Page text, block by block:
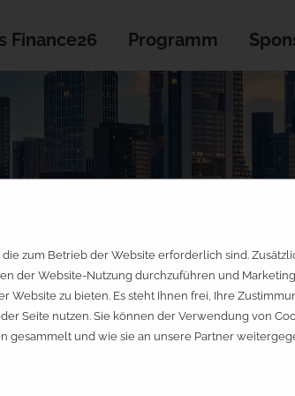
Finance26 Programm
Bauchgefühl:
zum Betrieb der Website erforderlich sind.
der Website-Nutzung durchzuführen und
Website zu bieten. Es steht Ihnen frei, Ihre
Seite nutzen. Sie können der Verwendung von
gesammelt und wie sie an unsere Partner